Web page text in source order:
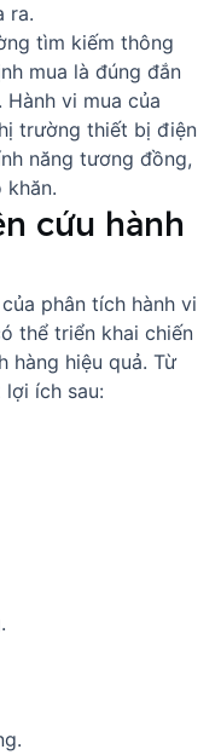
ra.
tìm kiếm thông
mua là đúng đắn
vi mua của
trường thiết bị điện
năng tương đồng,
khăn.
cứu hành
phân tích hành vi
thể triển khai chiến
hàng hiệu quả. Từ
ích sau: